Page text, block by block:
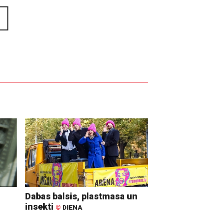
Dabas balsis, plastmasa un
insekti © DIENA